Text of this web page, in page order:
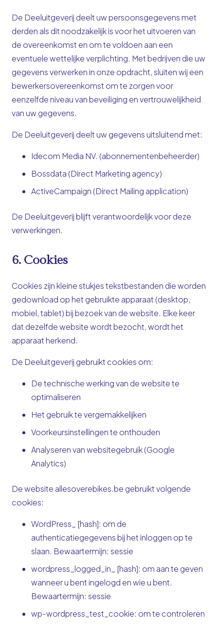
De Deeluitgeverij deelt uw persoonsgegevens met
derden als dit noodzakelijk is voor het uitvoeren van
de overeenkomst en om te voldoen aan een
eventuele wettelijke verplichting. Met bedrijven die uw
gegevens verwerken in onze opdracht, sluiten wij een
bewerkersovereenkomst om te zorgen voor
eenzelfde niveau van beveiliging en vertrouwelijkheid
van uw gegevens.
De Deeluitgeverij deelt uw gegevens uitsluitend met:
Idecom Media NV. (abonnementenbeheerder)
Bossdata (Direct Marketing agency)
ActiveCampaign (Direct Mailing application)
De Deeluitgeverij blijft verantwoordelijk voor deze
verwerkingen.
6. Cookies
Cookies zijn kleine stukjes tekstbestanden die worden
gedownload op het gebruikte apparaat (desktop,
mobiel, tablet) bij bezoek van de website. Elke keer
dat dezelfde website wordt bezocht, wordt het
apparaat herkend.
De Deeluitgeverij gebruikt cookies om:
De technische werking van de website te
optimaliseren
Het gebruik te vergemakkelijken
Voorkeursinstellingen te onthouden
Analyseren van websitegebruik (Google
Analytics)
De website allesoverebikes.be gebruikt volgende
cookies:
WordPress_ [hash]: om de
authenticatiegegevens bij het inloggen op te
slaan. Bewaartermijn: sessie
wordpress_logged_in_ [hash]: om aan te geven
wanneer u bent ingelogd en wie u bent.
Bewaartermijn: sessie
wp-wordpress_test_cookie: om te controleren